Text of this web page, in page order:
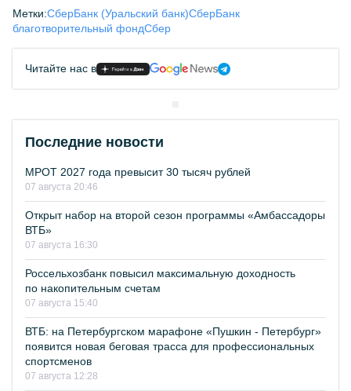
Метки:СберБанк (Уральский банк)СберБанк
благотворительный фондСбер
Читайте нас в
Последние новости
МРОТ 2027 года превысит 30 тысяч рублей
07 августа 20:46
Открыт набор на второй сезон программы «Амбассадоры
ВТБ»
07 августа 16:30
Россельхозбанк повысил максимальную доходность
по накопительным счетам
07 августа 15:40
ВТБ: на Петербургском марафоне «Пушкин - Петербург»
появится новая беговая трасса для профессиональных
спортсменов
07 августа 12:28